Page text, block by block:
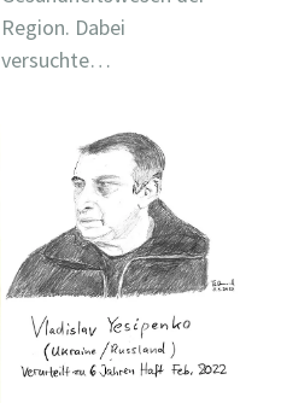
Region. Dabei
versuchte…